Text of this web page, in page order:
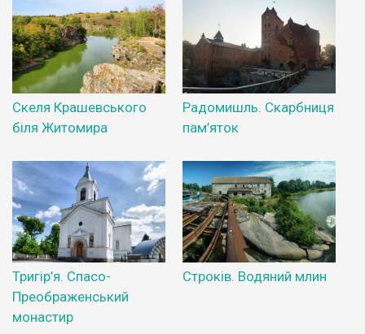
Скеля Крашевського
біля Житомира
Радомишль. Скарбниця
пам’яток
Тригір’я. Спасо-
Преображенський
монастир
Строків. Водяний млин